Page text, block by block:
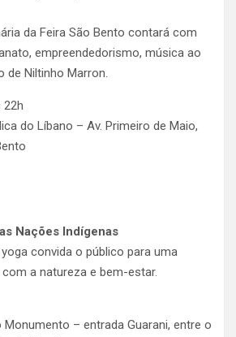
da Feira São Bento contará com
empreendedorismo, música ao
de Niltinho Marron.
22h
do Líbano – Av. Primeiro de Maio,
Nações Indígenas
convida o público para uma
a natureza e bem-estar.
– entrada Guarani, entre o